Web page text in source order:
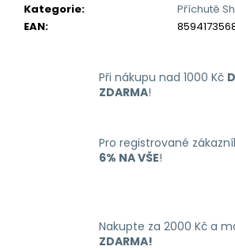
Kategorie:
Příchutě
EAN:
Při nákupu nad 1000 Kč
ZDARMA!
Pro registrované
6% NA VŠE!
Nakupte za 2000 Kč a
ZDARMA!